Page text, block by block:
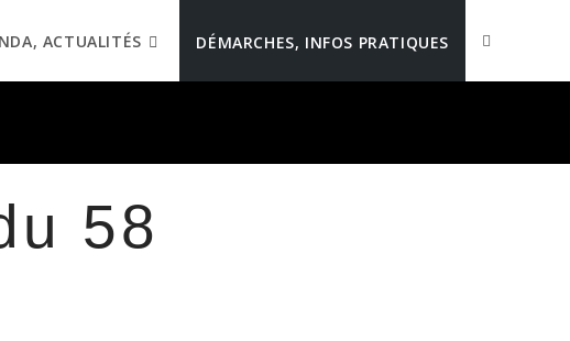
ACTUALITÉS DÉMARCHES, INFOS PRATIQUES
58